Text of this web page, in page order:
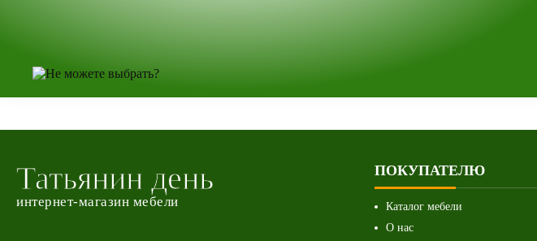
Татьянин день
интернет-магазин мебели
ПОКУПАТЕЛЮ
Каталог мебели
О нас